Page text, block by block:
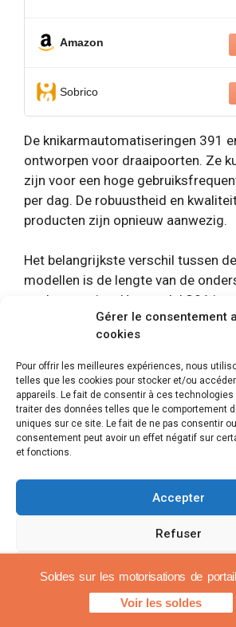
Gérer le consentement
cookies
Pour offrir les meilleures expériences, nous
telles que les cookies pour stocker et/ou
appareils. Le fait de consentir à ces
traiter des données telles que le comportement
uniques sur ce site. Le fait de ne pas consentir
consentement peut avoir un effet négatif sur
et fonctions.
Accepter
Refuser
Voir les préférences
CookiebeleidJuridische
Amazon
Sobrico
De knikarmautomatiseringen 391
ontworpen voor draaipoorten. Ze
zijn voor een hoge
per dag. De robuustheid en
producten zijn opnieuw aanwezig.
Het belangrijkste verschil tussen
modellen is de lengte van de
en de spanning. Het model 391 is
en kan poorten uitrusten tot een
(2 meter per vleugel) en 5 meter als
elektrisch slot wordt toegevoegd.
Van zijn kant de
een 230V-motor. Het is
van maximaal 1,8 meter per
met elektrisch slot.
Opnieuw vinden we het
uw poort minder dan 8 meter meet
391 en minder dan 3,6 meter voor
In deze twee modellen zijn
Soldes sur les motorisations de
Voir les soldes